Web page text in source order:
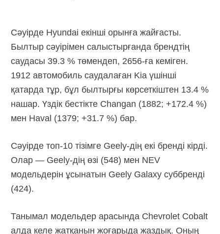
Сәуірде Hyundai екінші орынға жайғасты.
Былтыр сәуірімен салыстырғанда брендтің
саудасы 39.3 % төмендеп, 2656-ға кеміген.
1912 автомобиль саудалаған Kia үшінші
қатарда тұр, бұл былтырғы көрсеткіштен 13.4 %
нашар. Үздік бестікте Changan (1882; +172.4 %)
мен Haval (1379; +31.7 %) бар.
Сәуірде топ-10 тізімге Geely-дің екі бренді кірді.
Олар — Geely-дің өзі (548) мен NEV
модельдерін ұсынатын Geely Galaxy суббренді
(424).
Танымал модельдер арасында Chevrolet Cobalt
алда келе жатқанын жоғарыда жаздық. Оның